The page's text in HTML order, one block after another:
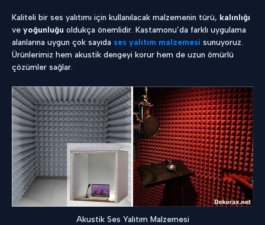
Kaliteli bir ses yalıtımı için kullanılacak malzemenin türü, kalınlığı
ve yoğunluğu oldukça önemlidir. Kastamonu’da farklı uygulama
alanlarına uygun çok sayıda ses yalıtım malzemesi sunuyoruz.
Ürünlerimiz hem akustik dengeyi korur hem de uzun ömürlü
çözümler sağlar.
Akustik Ses Yalıtım Malzemesi